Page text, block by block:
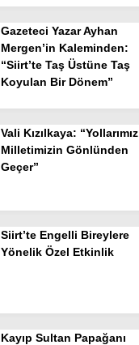
Gazeteci Yazar Ayhan
Mergen’in Kaleminden:
“Siirt’te Taş Üstüne Taş
Koyulan Bir Dönem”
Vali Kızılkaya: “Yollarımız
Milletimizin Gönlünden
Geçer”
Siirt’te Engelli Bireylere
Yönelik Özel Etkinlik
Kayıp Sultan Papağanı